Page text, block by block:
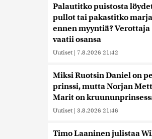
Palautitko puistosta
pullot tai pakastitko
ennen myyntiä? Verottaja
vaatii osansa
Uutiset | 7.8.2026 21:42
Miksi Ruotsin Daniel on
prinssi, mutta Norjan
Marit on
Uutiset | 3.8.2026 21:46
Timo Laaninen julistaa